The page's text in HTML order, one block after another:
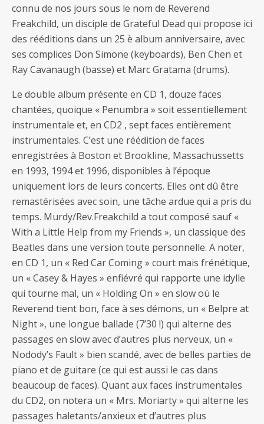
connu de nos jours sous le nom de Reverend
Freakchild, un disciple de Grateful Dead qui propose ici
des rééditions dans un 25 è album anniversaire, avec
ses complices Don Simone (keyboards), Ben Chen et
Ray Cavanaugh (basse) et Marc Gratama (drums).
Le double album présente en CD 1, douze faces
chantées, quoique « Penumbra » soit essentiellement
instrumentale et, en CD2 , sept faces entièrement
instrumentales. C’est une réédition de faces
enregistrées à Boston et Brookline, Massachussetts
en 1993, 1994 et 1996, disponibles à l’époque
uniquement lors de leurs concerts. Elles ont dû être
remastérisées avec soin, une tâche ardue qui a pris du
temps. Murdy/Rev.Freakchild a tout composé sauf «
With a Little Help from my Friends », un classique des
Beatles dans une version toute personnelle. A noter,
en CD 1, un « Red Car Coming » court mais frénétique,
un « Casey & Hayes » enfiévré qui rapporte une idylle
qui tourne mal, un « Holding On » en slow où le
Reverend tient bon, face à ses démons, un « Belpre at
Night », une longue ballade (7’30 !) qui alterne des
passages en slow avec d’autres plus nerveux, un «
Nodody’s Fault » bien scandé, avec de belles parties de
piano et de guitare (ce qui est aussi le cas dans
beaucoup de faces). Quant aux faces instrumentales
du CD2, on notera un « Mrs. Moriarty » qui alterne les
passages haletants/anxieux et d’autres plus